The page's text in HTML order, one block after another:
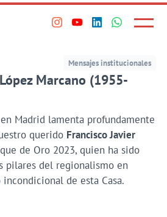
Visita
perfil
Instagram
Visita
perfil
Youtube
Visita
perfil
en
Visita
perfil
en
Menú
Mensajes institucionales
Marcano (1955-
Madrid lamenta profundamente
querido Francisco Javier
de Oro 2023, quien ha sido
pilares del regionalismo en
de esta Casa.